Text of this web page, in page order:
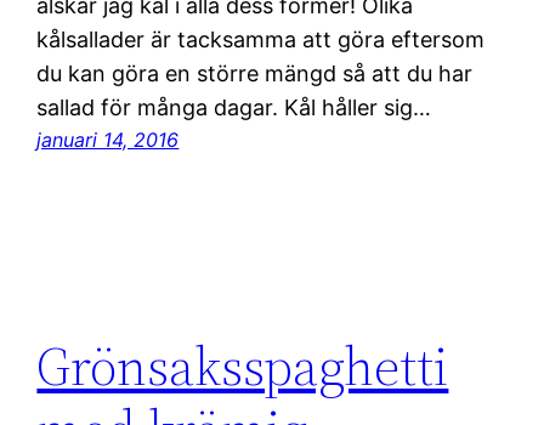
kålsallader är tacksamma att göra eftersom
du kan göra en större mängd så att du har
sallad för många dagar. Kål håller sig…
januari 14, 2016
Grönsaksspaghetti